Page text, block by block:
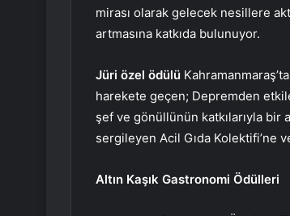
mirası olarak gelecek nesillere
artmasına katkıda bulunuyor.
Jüri özel ödülü
harekete geçen; Depremden
şef ve gönüllünün katkılarıyla
sergileyen Acil Gıda Kolektifi’ne
Altın Kaşık Gastronomi Ödülleri